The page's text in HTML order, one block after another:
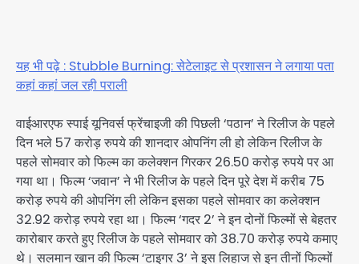
यह भी पढ़े : Stubble Burning: सेटेलाइट से प्रशासन ने लगाया पता
कहां कहां जल रही पराली
वाईआरएफ स्पाई यूनिवर्स फ्रेंचाइजी की पिछली ‘पठान’ ने रिलीज के पहले
दिन भले 57 करोड़ रुपये की शानदार ओपनिंग ली हो लेकिन रिलीज के
पहले सोमवार को फिल्म का कलेक्शन गिरकर 26.50 करोड़ रुपये पर आ
गया था। फिल्म ‘जवान’ ने भी रिलीज के पहले दिन पूरे देश में करीब 75
करोड़ रुपये की ओपनिंग ली लेकिन इसका पहले सोमवार का कलेक्शन
32.92 करोड़ रुपये रहा था। फिल्म ‘गदर 2’ ने इन दोनों फिल्मों से बेहतर
कारोबार करते हुए रिलीज के पहले सोमवार को 38.70 करोड़ रुपये कमाए
थे। सलमान खान की फिल्म ‘टाइगर 3’ ने इस लिहाज से इन तीनों फिल्मों